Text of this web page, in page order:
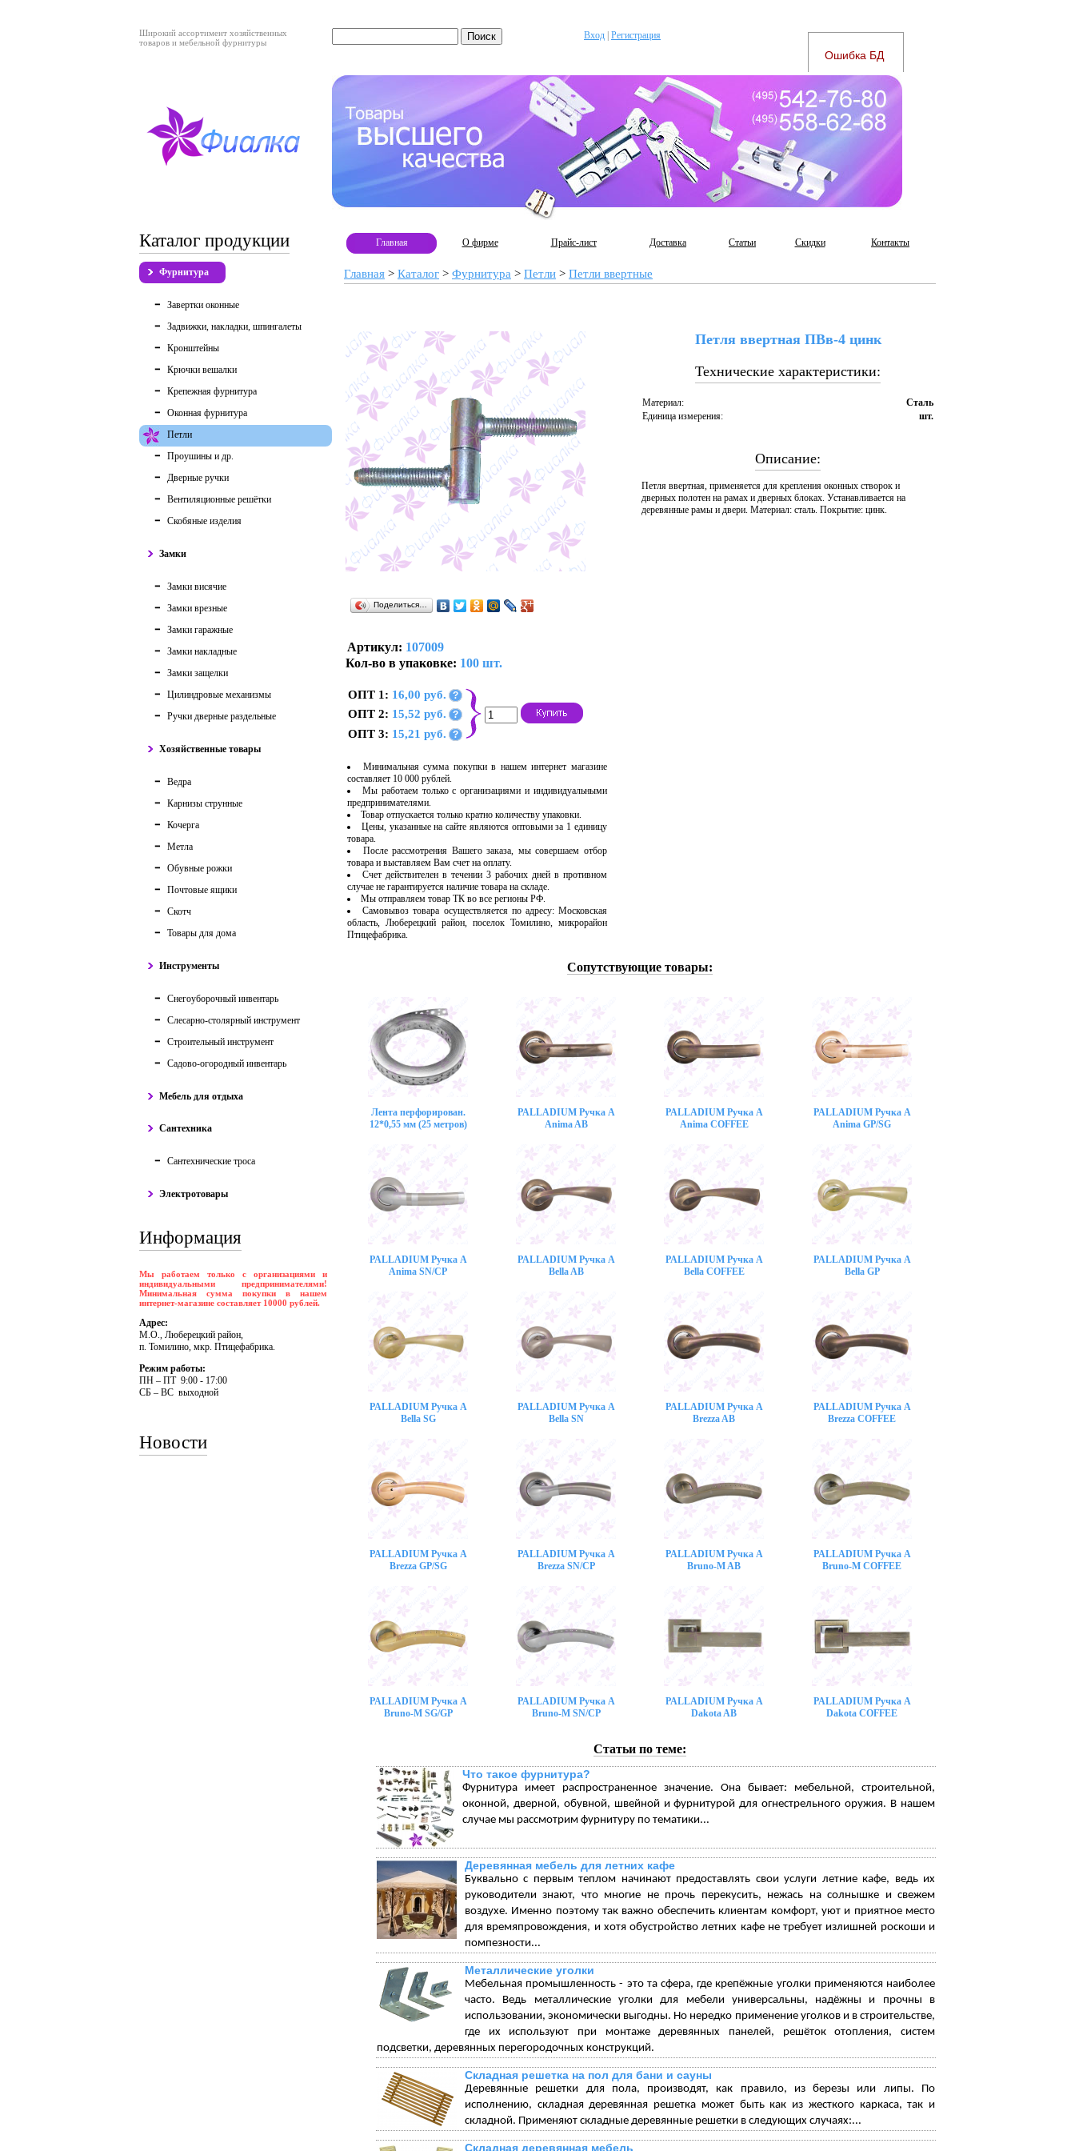
Широкий ассортимент хозяйственных
товаров и мебельной фурнитуры
Вход Регистрация
Каталог продукции
Фурнитура
Завертки оконные
Задвижки, накладки, шпингалеты
Кронштейны
Крючки вешалки
Крепежная фурнитура
Оконная фурнитура
Петли
Проушины и др.
Дверные ручки
Вентиляционные решётки
Скобяные изделия
Замки
Замки висячие
Замки врезные
Замки гаражные
Замки накладные
Замки защелки
Цилиндровые механизмы
Ручки дверные раздельные
Хозяйственные товары
Ведра
Карнизы струнные
Кочерга
Метла
Обувные рожки
Почтовые ящики
Скотч
Товары для дома
Инструменты
Снегоуборочный инвентарь
Слесарно-столярный инструмент
Строительный инструмент
Садово-огородный инвентарь
Мебель для отдыха
Сантехника
Сантехнические троса
Электротовары
Информация
Мы работаем только с организациями и
индивидуальными предпринимателями!
Минимальная сумма покупки в нашем
интернет-магазине составляет 10000 рублей.
Адрес:
М.О., Люберецкий район,
п. Томилино, мкр. Птицефабрика.
Режим работы:
ПH – ПT 9:00 - 17:00
CБ – BC выходной
Новости
Главная О фирме Прайс-лист Доставка Статьи Скидки Контакты
Главная > Каталог > Фурнитура > Петли > Петли ввертные
Поделиться…
Артикул: 107009
Кол-во в упаковке: 100 шт.
ОПТ 1: 16,00 руб. ?
ОПТ 2: 15,52 руб. ?
ОПТ 3: 15,21 руб. ?
Минимальная сумма покупки в нашем интернет магазине
составляет 10 000 рублей.
Мы работаем только с организациями и индивидуальными
предпринимателями.
Товар отпускается только кратно количеству упаковки.
Цены, указанные на сайте являются оптовыми за 1 единицу
товара.
После рассмотрения Вашего заказа, мы совершаем отбор
товара и выставляем Вам счет на оплату.
Счет действителен в течении 3 рабочих дней в противном
случае не гарантируется наличие товара на складе.
Мы отправляем товар ТК во все регионы РФ.
Самовывоз товара осуществляется по адресу: Московская
область, Люберецкий район, поселок Томилино, микрорайон
Птицефабрика.
Петля ввертная ПВв-4 цинк
Технические характеристики:
Материал:
Сталь
Единица измерения:
шт.
Описание:
Петля ввертная, применяется для крепления оконных створок и
дверных полотен на рамах и дверных блоках. Устанавливается на
деревянные рамы и двери. Материал: сталь. Покрытие: цинк.
Сопутствующие товары:
Лента перфорирован.
12*0,55 мм (25 метров)
PALLADIUM Ручка A
Anima AB
PALLADIUM Ручка A
Anima COFFEE
PALLADIUM Ручка A
Anima GP/SG
PALLADIUM Ручка A
Anima SN/CP
PALLADIUM Ручка A
Bella AB
PALLADIUM Ручка A
Bella COFFEE
PALLADIUM Ручка A
Bella GP
PALLADIUM Ручка A
Bella SG
PALLADIUM Ручка A
Bella SN
PALLADIUM Ручка A
Brezza AB
PALLADIUM Ручка A
Brezza COFFEE
PALLADIUM Ручка A
Brezza GP/SG
PALLADIUM Ручка A
Brezza SN/CP
PALLADIUM Ручка A
Bruno-M AB
PALLADIUM Ручка A
Bruno-M COFFEE
PALLADIUM Ручка A
Bruno-M SG/GP
PALLADIUM Ручка A
Bruno-M SN/CP
PALLADIUM Ручка A
Dakota AB
PALLADIUM Ручка A
Dakota COFFEE
Статьи по теме:
Что такое фурнитура?
Фурнитура имеет распространенное значение. Она бывает: мебельной, строительной,
оконной, дверной, обувной, швейной и фурнитурой для огнестрельного оружия. В нашем
случае мы рассмотрим фурнитуру по тематики...
Деревянная мебель для летних кафе
Буквально с первым теплом начинают предоставлять свои услуги летние кафе, ведь их
руководители знают, что многие не прочь перекусить, нежась на солнышке и свежем
воздухе. Именно поэтому так важно обеспечить клиентам комфорт, уют и приятное место
для времяпровождения, и хотя обустройство летних кафе не требует излишней роскоши и
помпезности...
Металлические уголки
Мебельная промышленность - это та сфера, где крепёжные уголки применяются наиболее
часто. Ведь металлические уголки для мебели универсальны, надёжны и прочны в
использовании, экономически выгодны. Но нередко применение уголков и в строительстве,
где их используют при монтаже деревянных панелей, решёток отопления, систем
подсветки, деревянных перегородочных конструкций.
Складная решетка на пол для бани и сауны
Деревянные решетки для пола, производят, как правило, из березы или липы. По
исполнению, складная деревянная решетка может быть как из жесткого каркаса, так и
складной. Применяют складные деревянные решетки в следующих случаях:...
Складная деревянная мебель